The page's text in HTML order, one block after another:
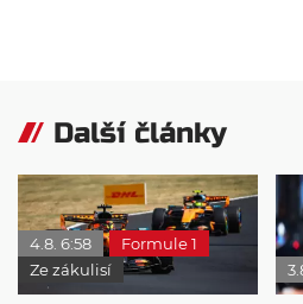
Další články
4.8. 6:58
Formule 1
Ze zákulisí